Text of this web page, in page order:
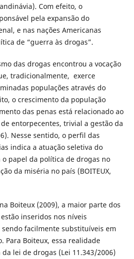
Com efeito, o
pela expansão do
e nas nações Americanas
de “guerra às drogas”.
das drogas encontrou a vocação
tradicionalmente, exerce
populações através do
o crescimento da população
das penas está relacionado ao
entorpecentes, trivial a gestão da
Nesse sentido, o perfil das
indica a atuação seletiva do
papel da política de drogas no
da miséria no país (BOITEUX,
Boiteux (2009), a maior parte dos
inseridos nos níveis
facilmente substituíveis em
Para Boiteux, essa realidade
lei de drogas (Lei 11.343/2006)